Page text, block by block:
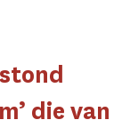
die van